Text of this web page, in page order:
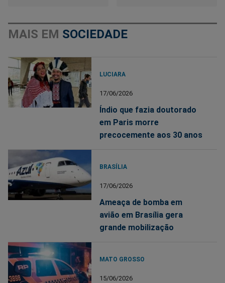
MAIS EM SOCIEDADE
LUCIARA
17/06/2026
Índio que fazia doutorado
em Paris morre
precocemente aos 30 anos
BRASÍLIA
17/06/2026
Ameaça de bomba em
avião em Brasília gera
grande mobilização
MATO GROSSO
15/06/2026